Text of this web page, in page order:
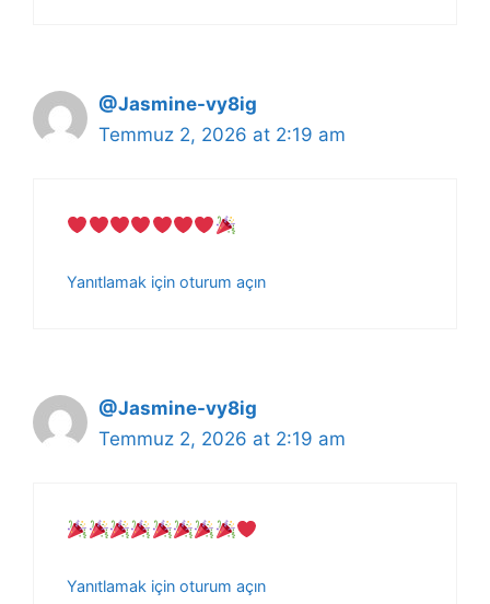
@Jasmine-vy8ig
Temmuz 2, 2026 at 2:19 am
Yanıtlamak için oturum açın
@Jasmine-vy8ig
Temmuz 2, 2026 at 2:19 am
Yanıtlamak için oturum açın